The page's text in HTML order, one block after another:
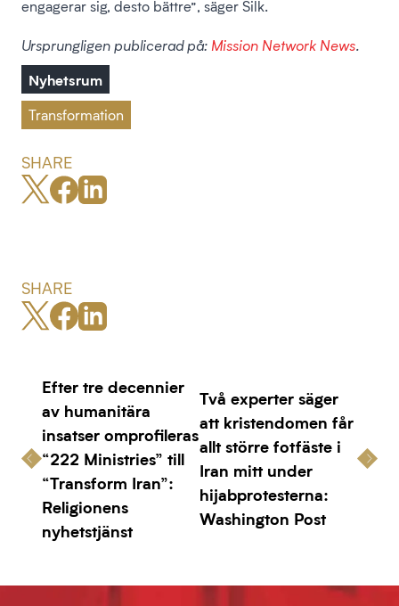
engagerar sig, desto bättre”, säger Silk.
Ursprungligen publicerad på: Mission Network News.
Nyhetsrum
Transformation
SHARE
SHARE
Efter tre decennier
av humanitära
insatser omprofileras
“222 Ministries” till
“Transform Iran”:
Religionens
nyhetstjänst
Två experter säger
att kristendomen får
allt större fotfäste i
Iran mitt under
hijabprotesterna:
Washington Post